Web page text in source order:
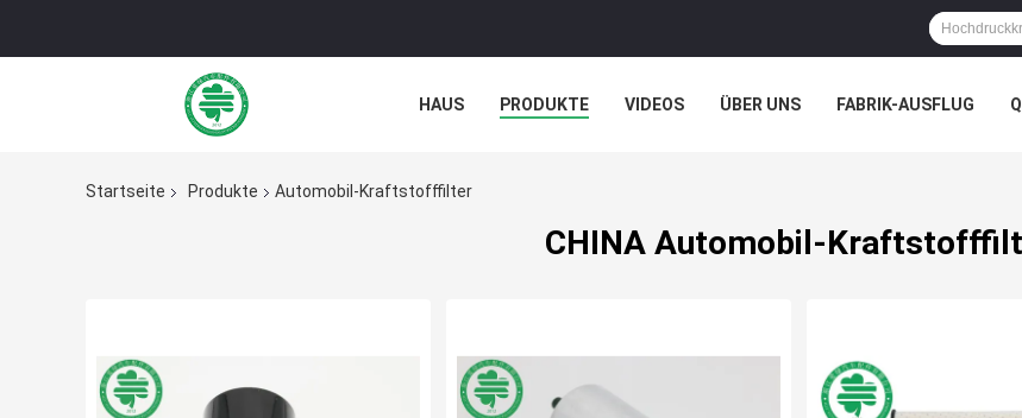
HAUS PRODUKTE VIDEOS ÜBER UNS FABRIK-AUSFLUG
Startseite
Produkte Automobil-Kraftstofffilter
CHINA Automobil-